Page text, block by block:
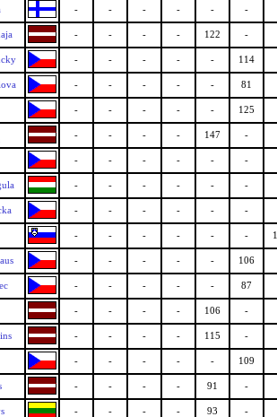
- - - - - -
- - - - 122 -
- - - - - 114
- - - - - 81
- - - - - 125
- - - - 147 -
- - - - - -
- - - - - -
- - - - - -
- - - - - -
- - - - - 106
- - - - - 87
- - - - 106 -
- - - - 115 -
- - - - - 109
- - - - 91 -
- - - - 93 -